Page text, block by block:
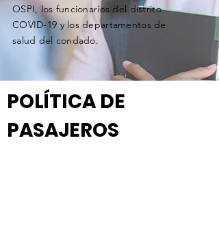
OSPI, los funcionarios del distrito
COVID-19 y los departamentos de
salud del condado.
POLÍTICA DE
PASAJEROS